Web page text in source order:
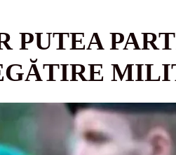
PUTEA